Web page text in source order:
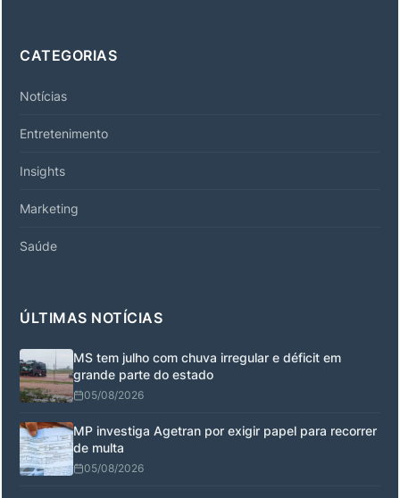
CATEGORIAS
Notícias
Entretenimento
Insights
Marketing
Saúde
ÚLTIMAS NOTÍCIAS
MS tem julho com chuva irregular e déficit em
grande parte do estado
05/08/2026
MP investiga Agetran por exigir papel para recorrer
de multa
05/08/2026